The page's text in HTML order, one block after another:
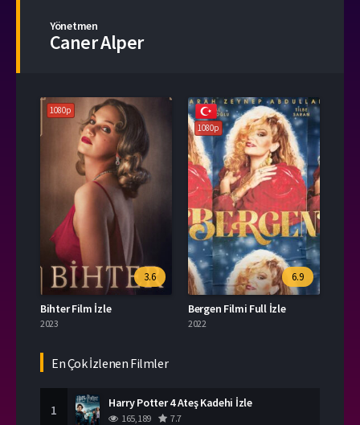
Yönetmen
Caner Alper
1080p
3.6
Bihter Film İzle
2023
1080p
6.9
Bergen Filmi Full İzle
2022
En Çok İzlenen Filmler
1 Harry Potter 4 Ateş Kadehi İzle
165,189 7.7